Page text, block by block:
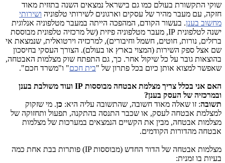
שוקי התקשורת בעולם כמו גם בישראל נמצאים השנה בתזזית מאוד
חזקה, עם מעבר מהיר של עסקים וארגונים לשירותי טלפוניה ושירותי
מחשוב בענן. בעשור הקודם, המהפכה הייתה במעבר מטלפוניה אנלוגית
ישנה לטלפונית IP, מעבר מטלפוניה פיזית (של מרכזיה טלפונית מבוססת
ברזלים, נורות, חוטים, חשמל וחיבורים), למרכזיה וירטואלית, שנמצאת אי
שם אצל ספק השירות (המצוי בארץ או בעולם). הצורך העסקי בחיסכון
בהוצאות גובר על כל שיקול אחר. כך, גם התפתח שוק מצלמות האבטחה,
שאפשר למצוא אותן כיום בכל פתרון של "בית חכם" ו"משרד חכם".
האם אני בכלל צריך מצלמת אבטחה מבוססות IP ועוד משולבת בענן
ובמרכזיה של העסק בענן?
תשובה: זו שאלה מאוד חשובה, שהתשובה עליה היא: כן. מי שזקוק
למצלמת אבטחה לעסק, או שכבר התנסה בהתקנה, תפעול ותחזוקה של
מצלמות אבטחה, מבין את הקשיים הנמצאים במערכות של מצלמות
אבטחה מהדורות הקודמים.
מצלמות אבטחה של הדור החדש (מבוססותIP) פותרות בבת אחת כמה
בעיות בו זמנית: